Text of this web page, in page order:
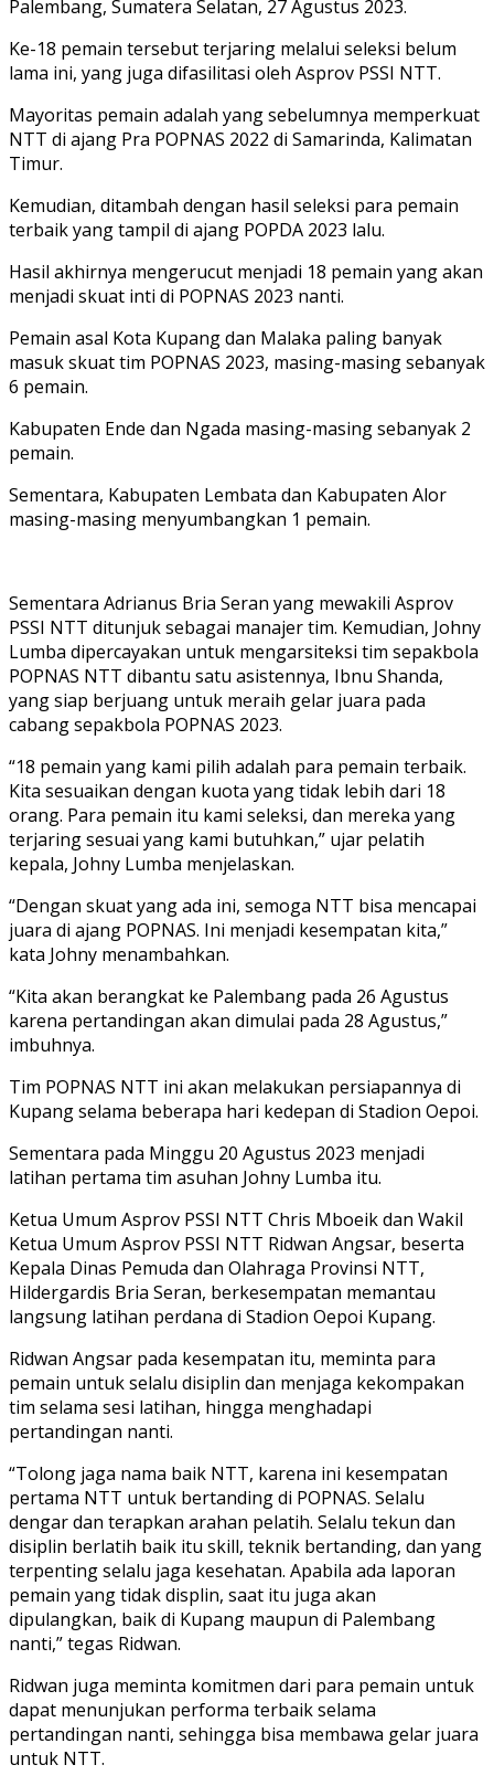
Palembang, Sumatera Selatan, 27 Agustus 2023.
Ke-18 pemain tersebut terjaring melalui seleksi belum
lama ini, yang juga difasilitasi oleh Asprov PSSI NTT.
Mayoritas pemain adalah yang sebelumnya memperkuat
NTT di ajang Pra POPNAS 2022 di Samarinda, Kalimatan
Timur.
Kemudian, ditambah dengan hasil seleksi para pemain
terbaik yang tampil di ajang POPDA 2023 lalu.
Hasil akhirnya mengerucut menjadi 18 pemain yang akan
menjadi skuat inti di POPNAS 2023 nanti.
Pemain asal Kota Kupang dan Malaka paling banyak
masuk skuat tim POPNAS 2023, masing-masing sebanyak
6 pemain.
Kabupaten Ende dan Ngada masing-masing sebanyak 2
pemain.
Sementara, Kabupaten Lembata dan Kabupaten Alor
masing-masing menyumbangkan 1 pemain.
Sementara Adrianus Bria Seran yang mewakili Asprov
PSSI NTT ditunjuk sebagai manajer tim. Kemudian, Johny
Lumba dipercayakan untuk mengarsiteksi tim sepakbola
POPNAS NTT dibantu satu asistennya, Ibnu Shanda,
yang siap berjuang untuk meraih gelar juara pada
cabang sepakbola POPNAS 2023.
“18 pemain yang kami pilih adalah para pemain terbaik.
Kita sesuaikan dengan kuota yang tidak lebih dari 18
orang. Para pemain itu kami seleksi, dan mereka yang
terjaring sesuai yang kami butuhkan,” ujar pelatih
kepala, Johny Lumba menjelaskan.
“Dengan skuat yang ada ini, semoga NTT bisa mencapai
juara di ajang POPNAS. Ini menjadi kesempatan kita,”
kata Johny menambahkan.
“Kita akan berangkat ke Palembang pada 26 Agustus
karena pertandingan akan dimulai pada 28 Agustus,”
imbuhnya.
Tim POPNAS NTT ini akan melakukan persiapannya di
Kupang selama beberapa hari kedepan di Stadion Oepoi.
Sementara pada Minggu 20 Agustus 2023 menjadi
latihan pertama tim asuhan Johny Lumba itu.
Ketua Umum Asprov PSSI NTT Chris Mboeik dan Wakil
Ketua Umum Asprov PSSI NTT Ridwan Angsar, beserta
Kepala Dinas Pemuda dan Olahraga Provinsi NTT,
Hildergardis Bria Seran, berkesempatan memantau
langsung latihan perdana di Stadion Oepoi Kupang.
Ridwan Angsar pada kesempatan itu, meminta para
pemain untuk selalu disiplin dan menjaga kekompakan
tim selama sesi latihan, hingga menghadapi
pertandingan nanti.
“Tolong jaga nama baik NTT, karena ini kesempatan
pertama NTT untuk bertanding di POPNAS. Selalu
dengar dan terapkan arahan pelatih. Selalu tekun dan
disiplin berlatih baik itu skill, teknik bertanding, dan yang
terpenting selalu jaga kesehatan. Apabila ada laporan
pemain yang tidak displin, saat itu juga akan
dipulangkan, baik di Kupang maupun di Palembang
nanti,” tegas Ridwan.
Ridwan juga meminta komitmen dari para pemain untuk
dapat menunjukan performa terbaik selama
pertandingan nanti, sehingga bisa membawa gelar juara
untuk NTT.